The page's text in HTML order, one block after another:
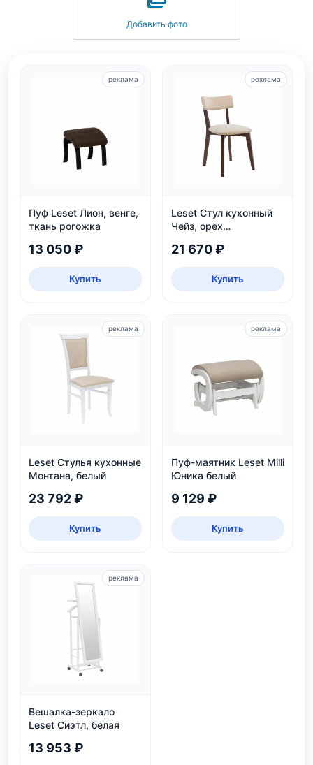
Добавить фото
Пуф Leset Лион, венге,
ткань рогожка
13 050 ₽
Купить
реклама
Leset Стул кухонный
Чейз, орех
21 670 ₽
Купить
реклама
Leset Стулья кухонные
Монтана, белый
23 792 ₽
Купить
реклама
Пуф-маятник Leset Milli
Юника белый
9 129 ₽
Купить
реклама
Вешалка-зеркало
Leset Сиэтл, белая
13 953 ₽
реклама